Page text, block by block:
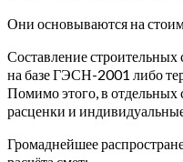
Они основываются на
Составление строительных
на базе ГЭСН-2001 либо
Помимо этого, в отдельных
расценки и
Громаднейшее